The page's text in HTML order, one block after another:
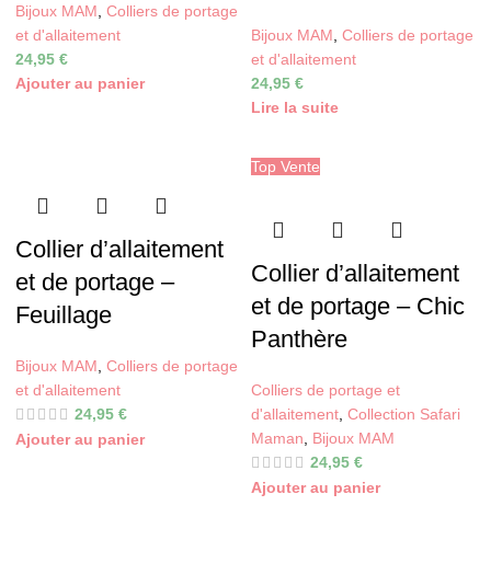
Bijoux MAM Colliers de portage
et d'allaitement
24,95 €
Ajouter au panier
Bijoux MAM Colliers de portage
et d'allaitement
24,95 €
Lire la suite
Collier d’allaitement
et de portage –
Feuillage
Bijoux MAM Colliers de portage
et d'allaitement
24,95 €
Ajouter au panier
Top Vente
Collier d’allaitement
et de portage – Chic
Panthère
Colliers de portage et
d'allaitement Collection Safari
Maman
Bijoux MAM
24,95 €
Ajouter au panier